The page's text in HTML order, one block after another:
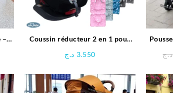
–
Coussin réducteur 2 en 1 pour
Sevibebe
3.550 د.ج د.ج